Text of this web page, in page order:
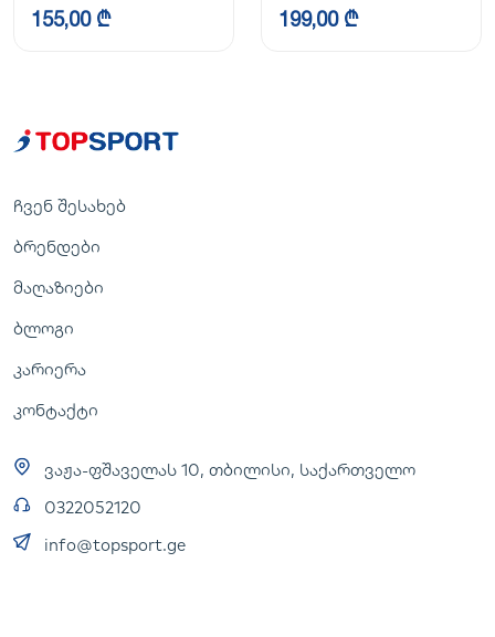
155,00 ₾ 199,00 ₾
ჩვენ შესახებ
ბრენდები
მაღაზიები
ბლოგი
კარიერა
კონტაქტი
ვაჟა-ფშაველას 10, თბილისი, საქართველო
0322052120
info@topsport.ge